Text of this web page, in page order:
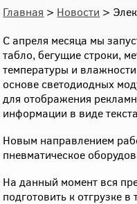
Главная > Новости >
С апреля месяца мы
табло, бегущие строки,
температуры и
основе светодиодных
для отображения
информации в виде
Новым направлением
пневматическое
На данный момент вся
подготовить к отгрузке в